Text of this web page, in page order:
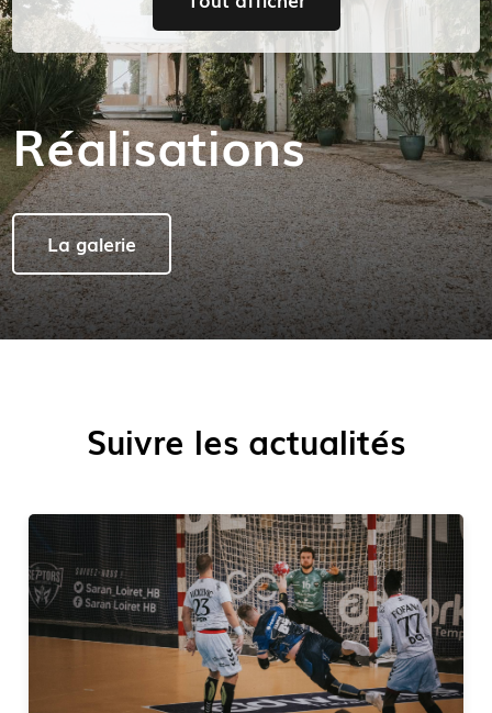
Réalisations
La galerie
Suivre les actualités